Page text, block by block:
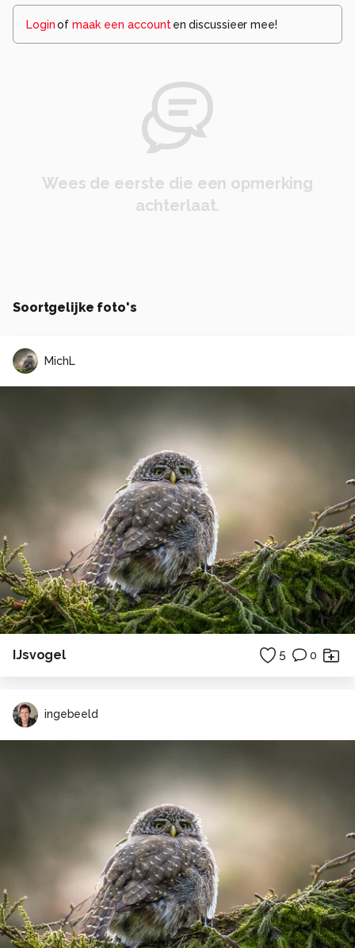
Loginof maak een account en discussieer mee!
Wees de eerste die een opmerking
achterlaat.
Soortgelijke foto's
MichL
IJsvogel 5 0
ingebeeld